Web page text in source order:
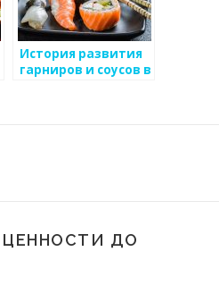
История развития
гарниров и соусов в
ДО